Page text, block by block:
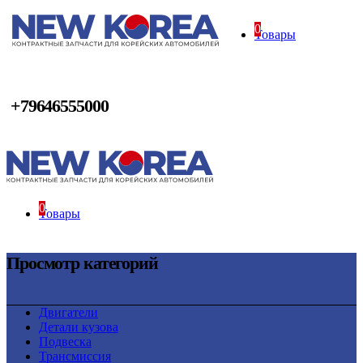
0
Товары
+79646555000
0
Товары
Просмотр категорий
Двигатели
Детали кузова
Подвеска
Трансмиссия